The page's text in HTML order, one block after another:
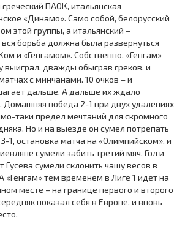
ПАОК, итальянская
«Динамо». Само собой, белорусский
этой группы, а итальянский –
борьба должна была развернуться
и «Генгамом». Собственно, «Генгам»
выиграл, дважды обыграв греков, и
с минчанами. 10 очков – и
дальше. А дальше их ждало
Домашняя победа 2-1 при двух удалениях
таки предел мечтаний для скромного
Но и на выезде он сумел потрепать
1, остановка матча на «Олимпийском», и
сумели забить третий мяч. Гол и
Гусева сумели склонить чашу весов в
«Генгам» тем временем в Лиге 1 идёт на
месте – на границе первого и второго
показал себя в Европе, и вновь